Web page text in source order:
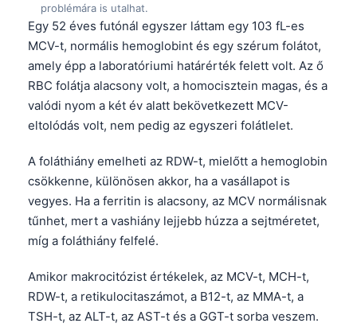
problémára is utalhat.
Egy 52 éves futónál egyszer láttam egy 103 fL-es
MCV-t, normális hemoglobint és egy szérum folátot,
amely épp a laboratóriumi határérték felett volt. Az ő
RBC folátja alacsony volt, a homocisztein magas, és a
valódi nyom a két év alatt bekövetkezett MCV-
eltolódás volt, nem pedig az egyszeri folátlelet.
A foláthiány emelheti az RDW-t, mielőtt a hemoglobin
csökkenne, különösen akkor, ha a vasállapot is
vegyes. Ha a ferritin is alacsony, az MCV normálisnak
tűnhet, mert a vashiány lejjebb húzza a sejtméretet,
míg a foláthiány felfelé.
Amikor makrocitózist értékelek, az MCV-t, MCH-t,
RDW-t, a retikulocitaszámot, a B12-t, az MMA-t, a
TSH-t, az ALT-t, az AST-t és a GGT-t sorba veszem.
Basa Jawa
Cebuano
Кыргызча
Беларуская мова
Esperanto
Frysk
Ślōnskŏ gŏdka
Norsk bokmål